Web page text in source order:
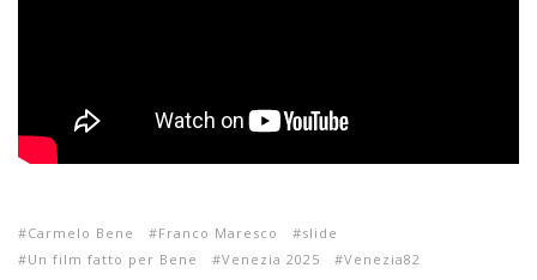
Carmelo Bene Franco Maresco
slide
Un film fatto per Bene
Venezia 2025 Venezia82